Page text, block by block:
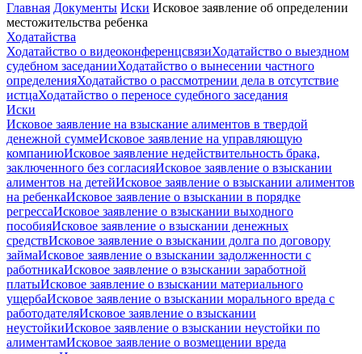
Главная Документы Иски Исковое заявление об определении
местожительства ребенка
Ходатайства
Ходатайство о видеоконференцсвязиХодатайство о выездном
судебном заседанииХодатайство о вынесении частного
определенияХодатайство о рассмотрении дела в отсутствие
истцаХодатайство о переносе судебного заседания
Иски
Исковое заявление на взыскание алиментов в твердой
денежной суммеИсковое заявление на управляющую
компаниюИсковое заявление недействительность брака,
заключенного без согласияИсковое заявление о взыскании
алиментов на детейИсковое заявление о взыскании алиментов
на ребенкаИсковое заявление о взыскании в порядке
регрессаИсковое заявление о взыскании выходного
пособияИсковое заявление о взыскании денежных
средствИсковое заявление о взыскании долга по договору
займаИсковое заявление о взыскании задолженности с
работникаИсковое заявление о взыскании заработной
платыИсковое заявление о взыскании материального
ущербаИсковое заявление о взыскании морального вреда с
работодателяИсковое заявление о взыскании
неустойкиИсковое заявление о взыскании неустойки по
алиментамИсковое заявление о возмещении вреда